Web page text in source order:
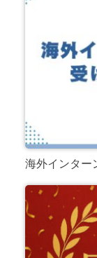
海外インター